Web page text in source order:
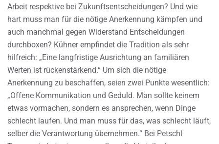
Arbeit respektive bei Zukunftsentscheidungen? Und wie
hart muss man für die nötige Anerkennung kämpfen und
auch manchmal gegen Widerstand Entscheidungen
durchboxen? Kühner empfindet die Tradition als sehr
hilfreich: „Eine langfristige Ausrichtung an familiären
Werten ist rückenstärkend.“ Um sich die nötige
Anerkennung zu beschaffen, seien zwei Punkte wesentlich:
„Offene Kommunikation und Geduld. Man sollte keinem
etwas vormachen, sondern es ansprechen, wenn Dinge
schlecht laufen. Und man muss für das, was schlecht läuft,
selber die Verantwortung übernehmen.“ Bei Petschl